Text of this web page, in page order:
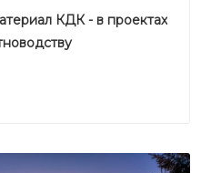
КДК - в проектах